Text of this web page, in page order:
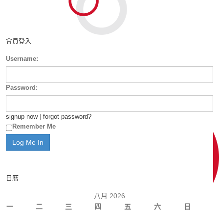
會員登入
Username:
Password:
signup now| forgot password?
Remember Me
日曆
八月 2026
一
二 三 四 五 六 日